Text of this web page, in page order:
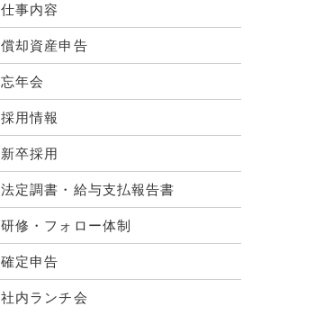
仕事内容
償却資産申告
忘年会
採用情報
新卒採用
法定調書・給与支払報告書
研修・フォロー体制
確定申告
社内ランチ会